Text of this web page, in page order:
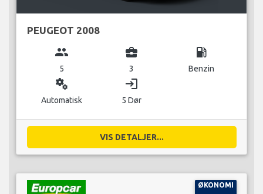
PEUGEOT 2008
group
5
business_center
3
local_gas_station
Benzin
miscellaneous_services
Automatisk
login
5 Dør
VIS DETALJER...
ØKONOMI